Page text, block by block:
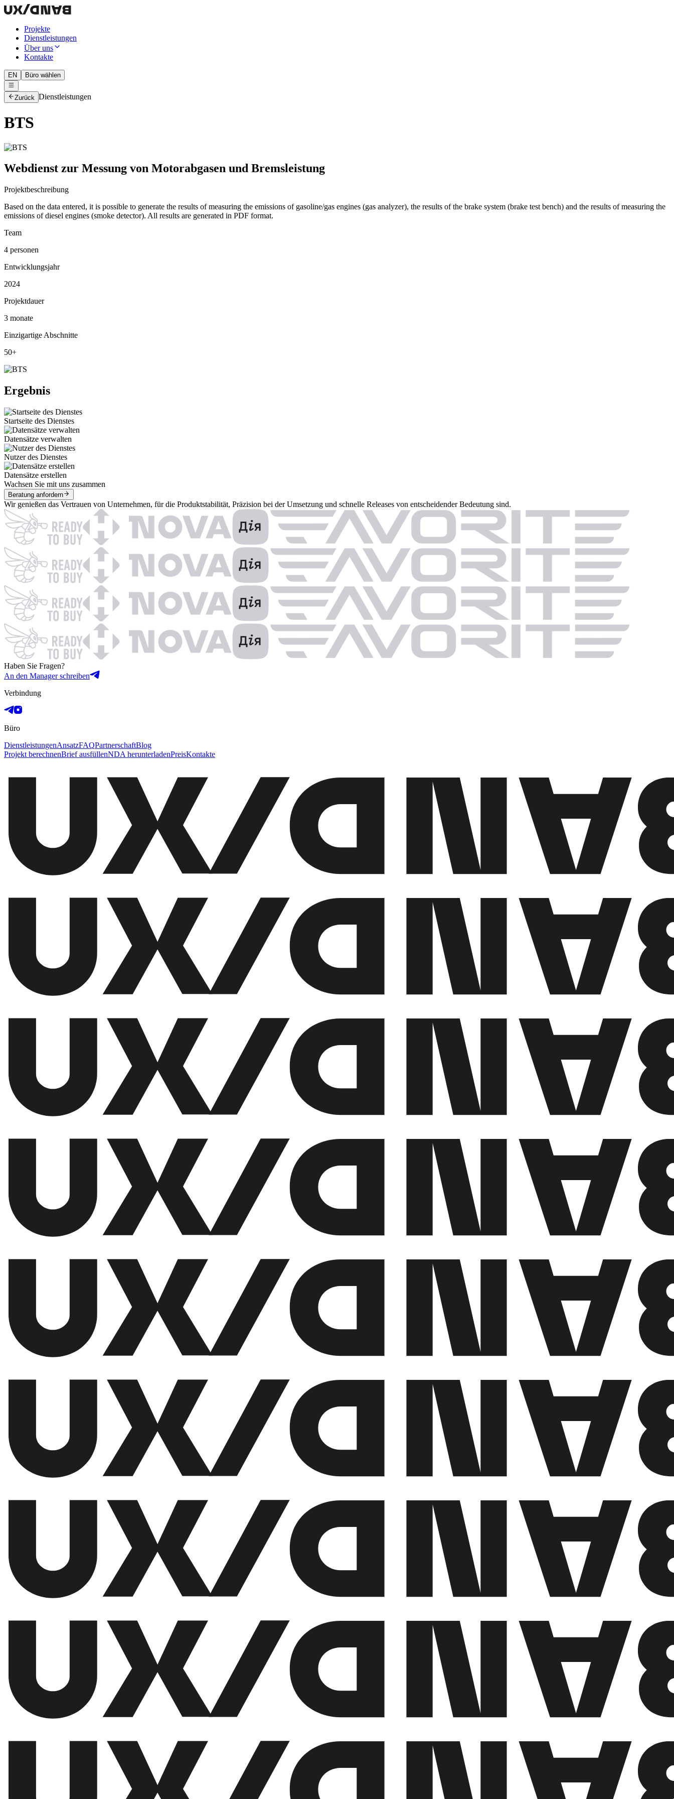
Projekte
Dienstleistungen
Über uns
Kontakte
EN Büro wählen
Zurück Dienstleistungen
BTS
Webdienst zur Messung von Motorabgasen und Bremsleistung
Projektbeschreibung
Based on the data entered, it is possible to generate the results of measuring the emissions of gasoline/gas engines (gas analyzer), the results of the brake system (brake test bench) and the results of measuring the
emissions of diesel engines (smoke detector). All results are generated in PDF format.
Team
4 personen
Entwicklungsjahr
2024
Projektdauer
3 monate
Einzigartige Abschnitte
50+
Ergebnis
Startseite des Dienstes
Datensätze verwalten
Nutzer des Dienstes
Datensätze erstellen
Wachsen Sie mit uns zusammen
Beratung anfordern
Wir genießen das Vertrauen von Unternehmen, für die Produktstabilität, Präzision bei der Umsetzung und schnelle Releases von entscheidender Bedeutung sind.
Haben Sie Fragen?
An den Manager schreiben
Verbindung
Büro
DienstleistungenAnsatzFAQPartnerschaftBlog
Projekt berechnenBrief ausfüllenNDA herunterladenPreisKontakte